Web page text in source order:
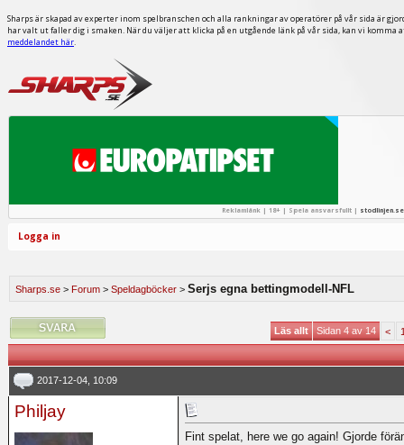
Sharps är skapad av experter inom spelbranschen och alla rankningar av operatörer på vår sida är
har valt ut faller dig i smaken. När du väljer att klicka på en utgående länk på vår sida, kan vi
meddelandet här.
Reklamlänk | 18+ | Spela ansvarsfullt | stodlinjen.se
Logga in
Sharps.se > Forum > Speldagböcker > Serjs egna bettingmodell-NFL
Läs allt Sidan 4 av 14 <
2017-12-04, 10:09
Philjay
Fint spelat, here we go again! Gjorde